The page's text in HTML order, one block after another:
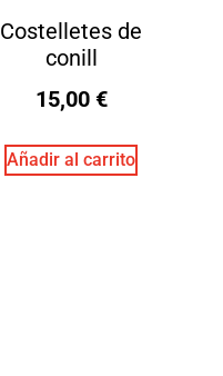
Costelletes de
conill
15,00 €
Añadir al carrito